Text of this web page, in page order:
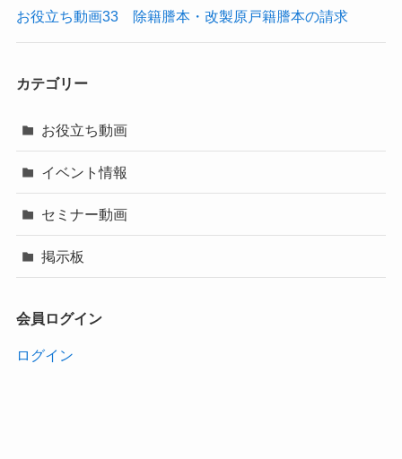
お役立ち動画33 除籍謄本・改製原戸籍謄本の請求
カテゴリー
お役立ち動画
イベント情報
セミナー動画
掲示板
会員ログイン
ログイン